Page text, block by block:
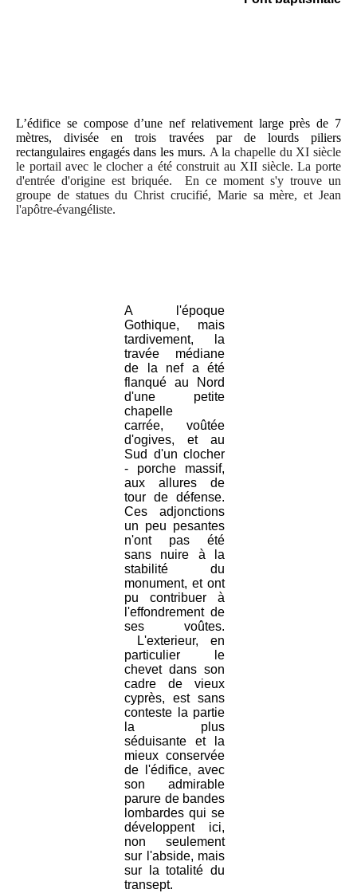
L’édifice se compose d’une nef relativement large près de 7
mètres, divisée en trois travées par de lourds piliers
rectangulaires engagés dans les murs. A la chapelle du XI siècle
le portail avec le clocher a été construit au XII siècle. La porte
d'entrée d'origine est briquée. En ce moment s'y trouve un
groupe de statues du Christ crucifié, Marie sa mère, et Jean
l'apôtre-évangéliste.
A l'époque
Gothique, mais
tardivement, la
travée médiane
de la nef a été
flanqué au Nord
d'une petite
chapelle
carrée, voûtée
d'ogives, et au
Sud d'un clocher
- porche massif,
aux allures de
tour de défense.
Ces adjonctions
un peu pesantes
n'ont pas été
sans nuire à la
stabilité du
monument, et ont
pu contribuer à
l'effondrement de
ses voûtes.
L'exterieur, en
particulier le
chevet dans son
cadre de vieux
cyprès, est sans
conteste la partie
la plus
séduisante et la
mieux conservée
de l'édifice, avec
son admirable
parure de bandes
lombardes qui se
développent ici,
non seulement
sur l'abside, mais
sur la totalité du
transept.